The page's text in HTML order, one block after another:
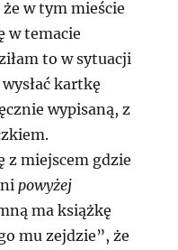
w tym mieście
w temacie
to w sytuacji
kartkę
wypisaną, z
z miejscem gdzie
powyżej
ma książkę
mu zejdzie”, że